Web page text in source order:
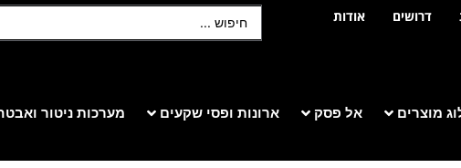
דרושים
אודות
מוצרים אל פסק ארונות ופסי שקעים מערכות ניטור